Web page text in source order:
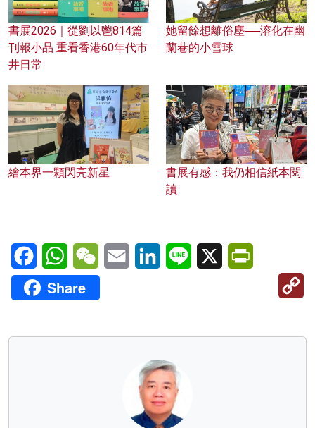
書展2026｜從劉以鬯814篇
刊報小品 重看香港60年代市
井日常
她留餘想離俗塵──溶化在幽
蘭巷的小雪球
繪本界一顆閃亮新星
書展有感：我仍相信紙本閱
讀
FacebookWhatsAppWeChatEmail LinkedInLine X
Share